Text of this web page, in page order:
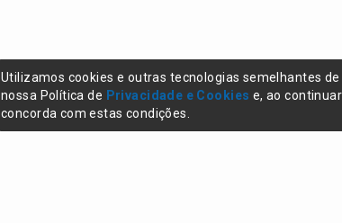
Utilizamos cookies e outras tecnologias semelhantes
nossa Política de Privacidade e Cookies e, ao
concorda com estas condições.